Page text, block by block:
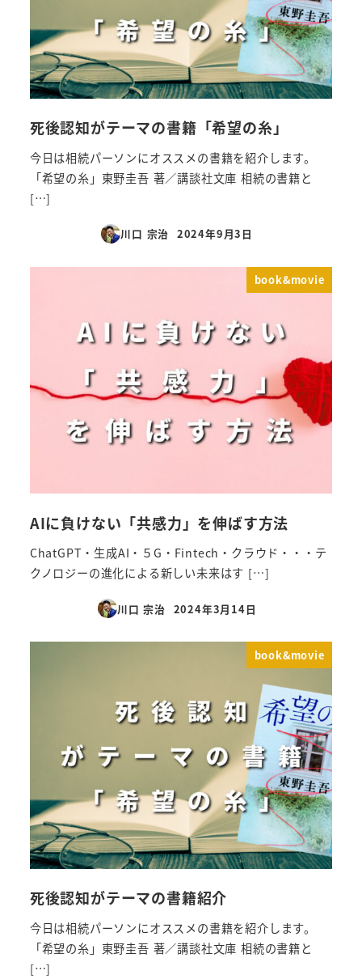
死後認知がテーマの書籍「希望の糸」
今日は相続パーソンにオススメの書籍を紹介します。
「希望の糸」東野圭吾 著／講談社文庫 相続の書籍と
[…]
川口 宗治
投稿日
2024年9月3日
book&movie
AIに負けない「共感力」を伸ばす方法
ChatGPT・生成AI・５G・Fintech・クラウド・・・テ
クノロジーの進化による新しい未来はす […]
川口 宗治
投稿日
2024年3月14日
book&movie
死後認知がテーマの書籍紹介
今日は相続パーソンにオススメの書籍を紹介します。
「希望の糸」東野圭吾 著／講談社文庫 相続の書籍と
[…]